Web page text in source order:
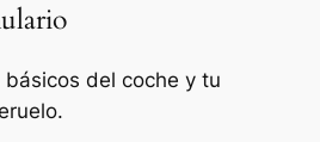
del coche y tu